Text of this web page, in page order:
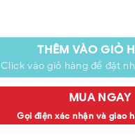
THÊM VÀO GIỎ
Click vào giỏ hàng để đặt
MUA NGAY
Gọi điện xác nhận và giao